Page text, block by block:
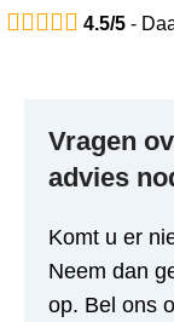
4.5/5 -
Vragen
advies
Komt u er
Neem dan
op. Bel ons